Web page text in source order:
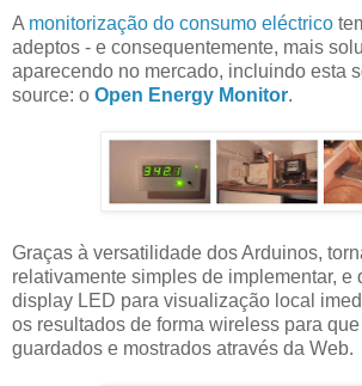
A monitorização do consumo eléctrico
adeptos - e consequentemente, mais
aparecendo no mercado, incluindo esta
source: o Open Energy Monitor.
Graças à versatilidade dos Arduinos,
relativamente simples de implementar, e
display LED para visualização local
os resultados de forma wireless para
guardados e mostrados através da Web.